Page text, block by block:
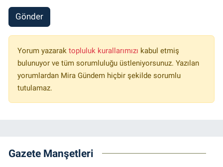
Gönder
Yorum yazarak topluluk kurallarımızı kabul etmiş
bulunuyor ve tüm sorumluluğu üstleniyorsunuz. Yazılan
yorumlardan Mira Gündem hiçbir şekilde sorumlu
tutulamaz.
Gazete Manşetleri